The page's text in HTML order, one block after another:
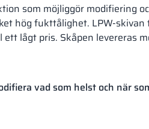
som möjliggör modifiering
hög fukttålighet. LPW-
lågt pris. Skåpen levereras
vad som helst och när